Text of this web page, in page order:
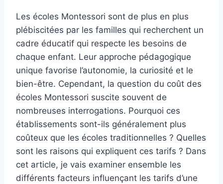
Les écoles Montessori sont de plus en plus
plébiscitées par les familles qui recherchent un
cadre éducatif qui respecte les besoins de
chaque enfant. Leur approche pédagogique
unique favorise l’autonomie, la curiosité et le
bien-être. Cependant, la question du coût des
écoles Montessori suscite souvent de
nombreuses interrogations. Pourquoi ces
établissements sont-ils généralement plus
coûteux que les écoles traditionnelles ? Quelles
sont les raisons qui expliquent ces tarifs ? Dans
cet article, je vais examiner ensemble les
différents facteurs influençant les tarifs d’une